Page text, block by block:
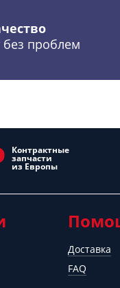
без проблем
Контрактные
запчасти
из Европы
Доставка
FAQ